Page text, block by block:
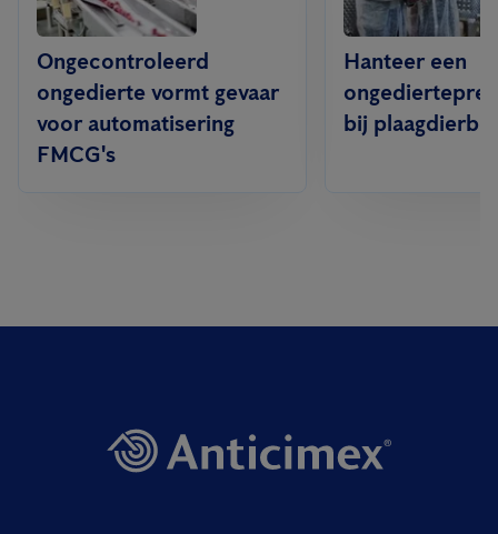
Ongecontroleerd
ongedierte vormt gevaar
voor automatisering
FMCG's
Hanteer een
bij